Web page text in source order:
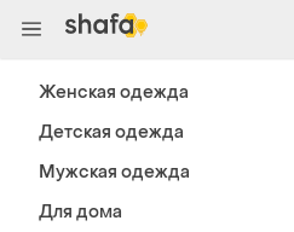
Женская одежда
Детская одежда
Мужская одежда
Для дома